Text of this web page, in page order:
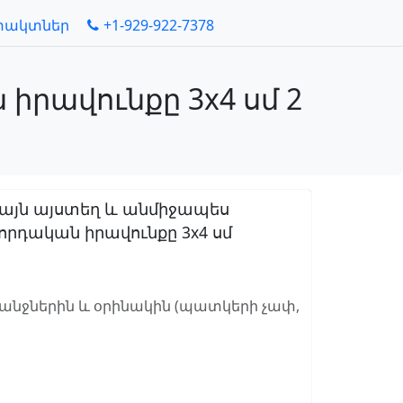
+1-929-922-7378
3x4 սմ 2
այստեղ և անմիջապես
իրավունքը 3x4 սմ
և օրինակին (պատկերի չափ,